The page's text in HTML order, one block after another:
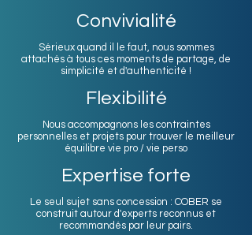
Convivialité
Sérieux quand il le faut, nous sommes
attachés à tous ces moments de partage, de
simplicité et d'authenticité !
Flexibilité
Nous accompagnons les contraintes
personnelles et projets pour trouver le meilleur
équilibre vie pro / vie perso
Expertise forte
Le seul sujet sans concession : COBER se
construit autour d'experts reconnus et
recommandés par leur pairs.